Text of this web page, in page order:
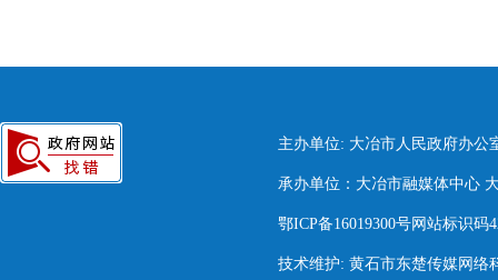
主办单位: 大冶市人民政府办公
承办单位：大冶市融媒体中心
鄂ICP备16019300号网站标识码
技术维护: 黄石市东楚传媒网络